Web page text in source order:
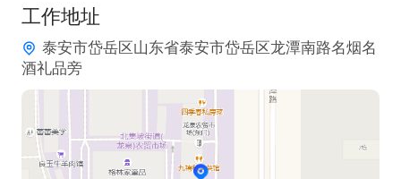
工作地址
泰安市岱岳区山东省泰安市岱岳区龙潭南路名烟名
酒礼品旁